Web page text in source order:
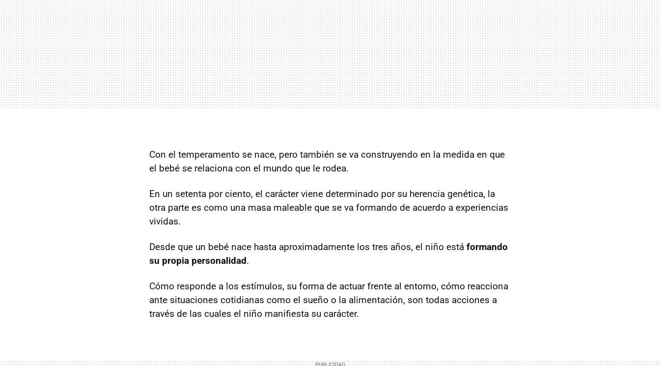
Con el temperamento se nace, pero también se va construyendo en la medida en que
el bebé se relaciona con el mundo que le rodea.
En un setenta por ciento, el carácter viene determinado por su herencia genética, la
otra parte es como una masa maleable que se va formando de acuerdo a experiencias
vividas.
Desde que un bebé nace hasta aproximadamente los tres años, el niño está formando
su propia personalidad.
Cómo responde a los estímulos, su forma de actuar frente al entorno, cómo reacciona
ante situaciones cotidianas como el sueño o la alimentación, son todas acciones a
través de las cuales el niño manifiesta su carácter.